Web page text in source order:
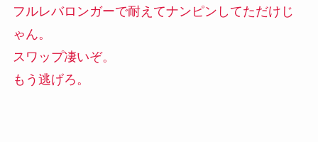
フルレバロンガーで耐えてナンピンしてただけじ
ゃん。
スワップ凄いぞ。
もう逃げろ。